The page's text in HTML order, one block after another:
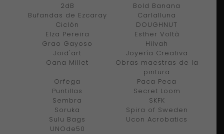
2dB
Bold Banana
Bufandas de Ezcaray
Carlalluna
Ciclón
DOUGHNUT
Elza Pereira
Esther Voltà
Grao Gayoso
Hilvah
Joid'art
Joyería Creativa
Oana Millet
Obras maestras de la
pintura
Orfega
Paca Peca
Puntillas
Secret Loom
Sembra
SKFK
Soruka
Spira of Sweden
Sulu Bags
Ucon Acrobatics
UNOde50